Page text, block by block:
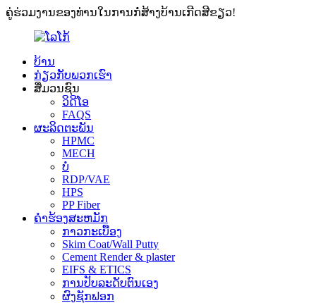
ຄູ່ຮ່ວມງານຂອງທ່ານໃນການກໍ່ສ້າງບ້ານເກີດສີຂຽວ!
ບ້ານ
ກ່ຽວກັບພວກເຮົາ
ສື່ມວນຊົນ
ວິດີໂອ
FAQS
ຜະລິດຕະພັນ
HPMC
MECH
ບໍ່
RDP/VAE
HPS
PP Fiber
ຄໍາຮ້ອງສະຫມັກ
ກາວກະເບື້ອງ
Skim Coat/Wall Putty
Cement Render & plaster
EIFS & ETICS
ການປັບລະດັບຕົນເອງ
ຜົງຊັກຟອກ